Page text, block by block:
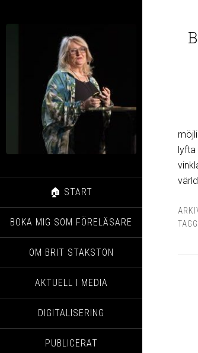
🏠 START
BOKA MIG SOM FÖRELÄSARE
OM BRIT STAKSTON
AKTUELL I MEDIA
DIGITALISERING
PUBLICERAT
lyfta